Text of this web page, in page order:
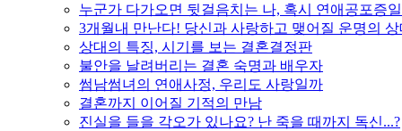
누군가 다가오면 뒷걸음치는 나, 혹시 연애공포증
3개월내 만난다! 당신과 사랑하고 맺어질 운명의 상
상대의 특징, 시기를 보는 결혼결정판
불안을 날려버리는 결혼 숙명과 배우자
썸남썸녀의 연애사정, 우리도 사랑일까
결혼까지 이어질 기적의 만남
진실을 들을 각오가 있나요? 난 죽을 때까지 독신...?